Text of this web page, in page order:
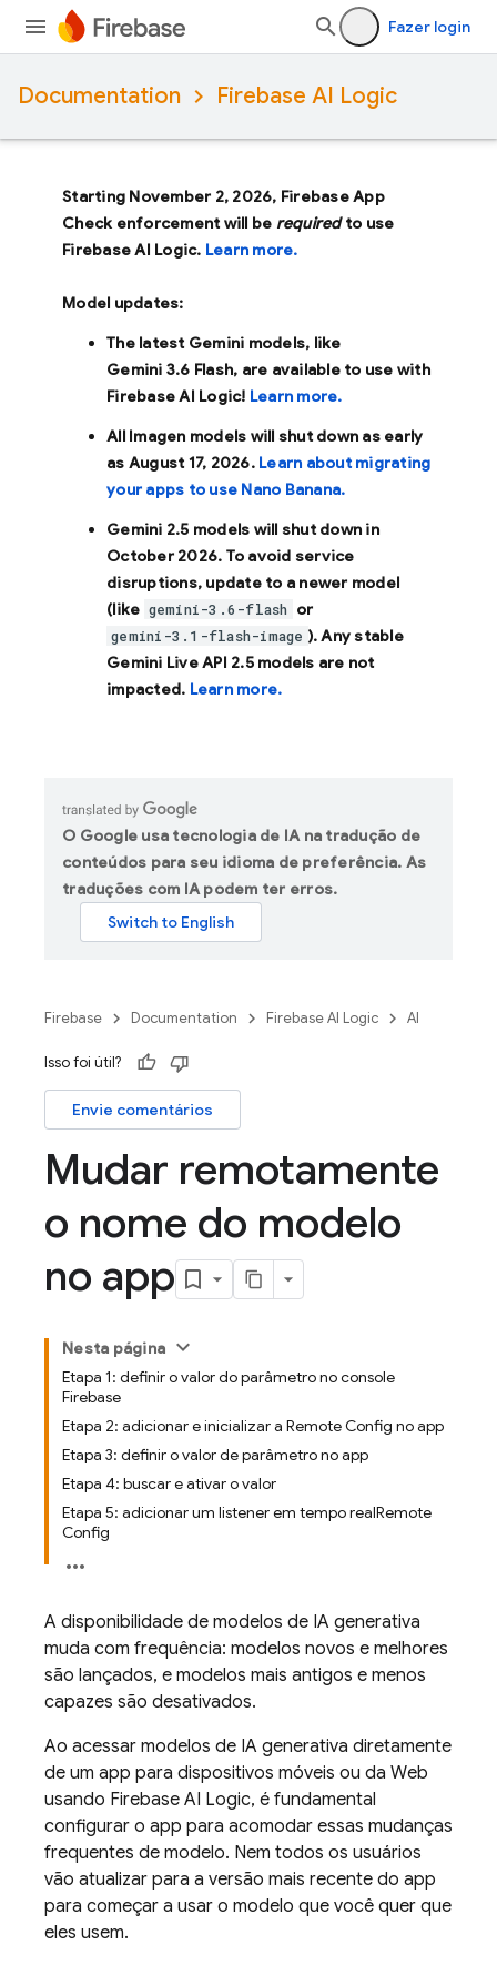
Fazer login
Documentation Firebase AI Logic
Starting November 2, 2026, Firebase App
Check enforcement will be requiredto use
Firebase AI Logic. Learn more.
Model updates:
The latest Gemini models, like
Gemini 3.6 Flash, are available to use with
Firebase AI Logic! Learn more.
All Imagen models will shut down as early
as August 17, 2026. Learn about migrating
your apps to use Nano Banana.
Gemini 2.5 models will shut down in
October 2026. To avoid service
disruptions, update to a newer model
(like gemini-3.6-flash or
gemini-3.1-flash-image ). Any stable
Gemini Live API 2.5 models are not
impacted. Learn more.
O Google usa tecnologia de IA na tradução de
conteúdos para seu idioma de preferência. As
traduções com IA podem ter erros.
Firebase Documentation Firebase AI Logic AI
Isso foi útil?
Envie comentários
Mudar remotamente
o nome do modelo
no app
Nesta página
Etapa 1: definir o valor do parâmetro no console
Firebase
Etapa 2: adicionar e inicializar a Remote Config no app
Etapa 3: definir o valor de parâmetro no app
Etapa 4: buscar e ativar o valor
Etapa 5: adicionar um listener em tempo realRemote
Config
A disponibilidade de modelos de IA generativa
muda com frequência: modelos novos e melhores
são lançados, e modelos mais antigos e menos
capazes são desativados.
Ao acessar modelos de IA generativa diretamente
de um app para dispositivos móveis ou da Web
usando Firebase AI Logic, é fundamental
configurar o app para acomodar essas mudanças
frequentes de modelo. Nem todos os usuários
vão atualizar para a versão mais recente do app
para começar a usar o modelo que você quer que
eles usem.